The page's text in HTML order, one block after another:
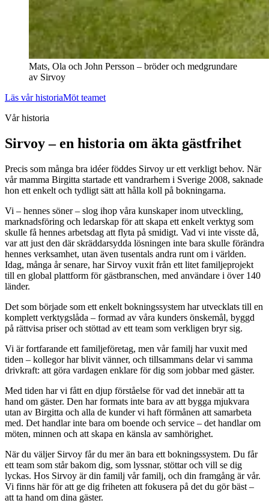
Mats, Ola och John Persson – bröder och medgrundare
av Sirvoy
Läs vår historiaMöt teamet
Vår historia
Sirvoy – en historia om äkta gästfrihet
Precis som många bra idéer föddes Sirvoy ur ett verkligt behov. När
vår mamma Birgitta startade ett vandrarhem i Sverige 2008, saknade
hon ett enkelt och tydligt sätt att hålla koll på bokningarna.
Vi – hennes söner – slog ihop våra kunskaper inom utveckling,
marknadsföring och ledarskap för att skapa ett enkelt verktyg som
skulle få hennes arbetsdag att flyta på smidigt. Vad vi inte visste då,
var att just den där skräddarsydda lösningen inte bara skulle förändra
hennes verksamhet, utan även tusentals andra runt om i världen.
Idag, många år senare, har Sirvoy vuxit från ett litet familjeprojekt
till en global plattform för gästbranschen, med användare i över 140
länder.
Det som började som ett enkelt bokningssystem har utvecklats till en
komplett verktygslåda – formad av våra kunders önskemål, byggd
på rättvisa priser och stöttad av ett team som verkligen bryr sig.
Vi är fortfarande ett familjeföretag, men vår familj har vuxit med
tiden – kollegor har blivit vänner, och tillsammans delar vi samma
drivkraft: att göra vardagen enklare för dig som jobbar med gäster.
Med tiden har vi fått en djup förståelse för vad det innebär att ta
hand om gäster. Den har formats inte bara av att bygga mjukvara
utan av Birgitta och alla de kunder vi haft förmånen att samarbeta
med. Det handlar inte bara om boende och service – det handlar om
möten, minnen och att skapa en känsla av samhörighet.
När du väljer Sirvoy får du mer än bara ett bokningssystem. Du får
ett team som står bakom dig, som lyssnar, stöttar och vill se dig
lyckas. Hos Sirvoy är din familj vår familj, och din framgång är vår.
Vi finns här för att ge dig friheten att fokusera på det du gör bäst –
att ta hand om dina gäster.